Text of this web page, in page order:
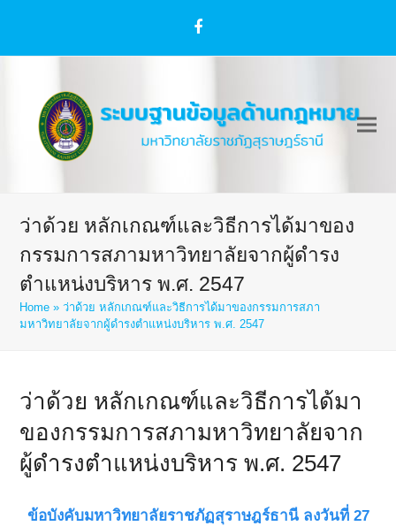
Facebook
ว่าด้วย หลักเกณฑ์และวิธีการได้มาของ
กรรมการสภามหาวิทยาลัยจากผู้ดำรง
ตำแหน่งบริหาร พ.ศ. 2547
Home »ว่าด้วย หลักเกณฑ์และวิธีการได้มาของกรรมการสภา
มหาวิทยาลัยจากผู้ดำรงตำแหน่งบริหาร พ.ศ. 2547
ว่าด้วย หลักเกณฑ์และวิธีการได้มา
ของกรรมการสภามหาวิทยาลัยจาก
ผู้ดำรงตำแหน่งบริหาร พ.ศ. 2547
ข้อบังคับมหาวิทยาลัยราชภัฏสุราษฎร์ธานี ลงวันที่ 27